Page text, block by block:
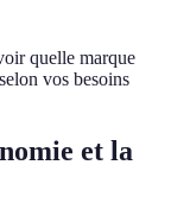
quelle marque
vos besoins
et la